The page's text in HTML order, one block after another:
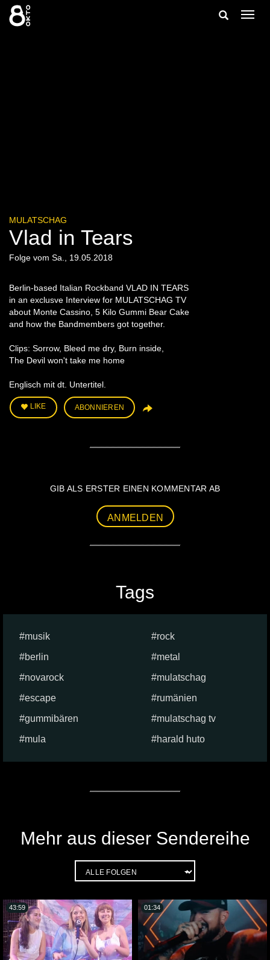
Zum
Inhalt
springen
Suche
MULATSCHAG
Vlad in Tears
Folge vom Sa., 19.05.2018
Berlin-based Italian Rockband VLAD IN TEARS
in an exclusve Interview for MULATSCHAG TV
about Monte Cassino, 5 Kilo Gummi Bear Cake
and how the Bandmembers got together.
Clips: Sorrow, Bleed me dry, Burn inside,
The Devil won't take me home
Englisch mit dt. Untertitel.
LIKE ABONNIEREN
GIB ALS ERSTER EINEN KOMMENTAR AB
ANMELDEN
Tags
musik
rock
berlin
metal
novarock
mulatschag
escape
rumänien
gummibären
mulatschag tv
mula
harald huto
Mehr aus dieser Sendereihe
43:59 01:34